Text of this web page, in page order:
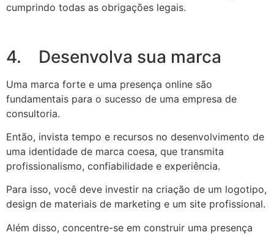
cumprindo todas as obrigações legais.
4. Desenvolva sua marca
Uma marca forte e uma presença online são
fundamentais para o sucesso de uma empresa de
consultoria.
Então, invista tempo e recursos no desenvolvimento de
uma identidade de marca coesa, que transmita
profissionalismo, confiabilidade e experiência.
Para isso, você deve investir na criação de um logotipo,
design de materiais de marketing e um site profissional.
Além disso, concentre-se em construir uma presença